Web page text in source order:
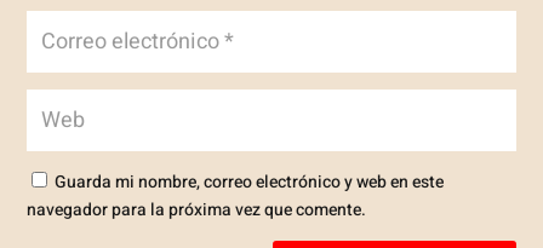
Guarda mi nombre, correo electrónico y web en este
navegador para la próxima vez que comente.